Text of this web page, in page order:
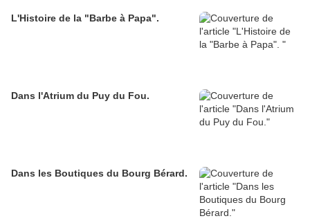
L'Histoire de la "Barbe à Papa".
Dans l'Atrium du Puy du Fou.
Dans les Boutiques du Bourg Bérard.